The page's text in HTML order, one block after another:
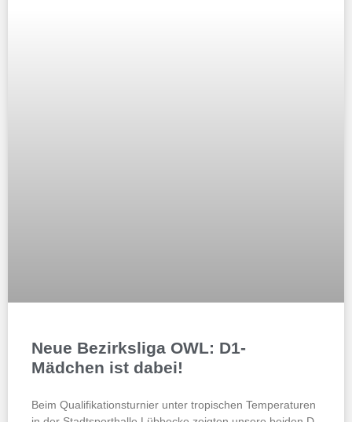
Neue Bezirksliga OWL: D1-
Mädchen ist dabei!
Beim Qualifikationsturnier unter tropischen Temperaturen